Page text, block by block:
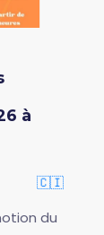
à
🇨🇮
du